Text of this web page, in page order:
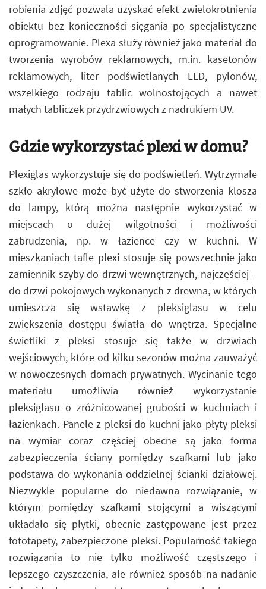
robienia zdjęć pozwala uzyskać efekt zwielokrotnienia
obiektu bez konieczności sięgania po specjalistyczne
oprogramowanie. Plexa służy również jako materiał do
tworzenia wyrobów reklamowych, m.in. kasetonów
reklamowych, liter podświetlanych LED, pylonów,
wszelkiego rodzaju tablic wolnostojących a nawet
małych tabliczek przydrzwiowych z nadrukiem UV.
Gdzie wykorzystać plexi w domu?
Plexiglas wykorzystuje się do podświetleń. Wytrzymałe
szkło akrylowe może być użyte do stworzenia klosza
do lampy, którą można następnie wykorzystać w
miejscach o dużej wilgotności i możliwości
zabrudzenia, np. w łazience czy w kuchni. W
mieszkaniach tafle plexi stosuje się powszechnie jako
zamiennik szyby do drzwi wewnętrznych, najczęściej –
do drzwi pokojowych wykonanych z drewna, w których
umieszcza się wstawkę z pleksiglasu w celu
zwiększenia dostępu światła do wnętrza. Specjalne
świetliki z pleksi stosuje się także w drzwiach
wejściowych, które od kilku sezonów można zauważyć
w nowoczesnych domach prywatnych. Wycinanie tego
materiału umożliwia również wykorzystanie
pleksiglasu o zróżnicowanej grubości w kuchniach i
łazienkach. Panele z pleksi do kuchni jako płyty pleksi
na wymiar coraz częściej obecne są jako forma
zabezpieczenia ściany pomiędzy szafkami lub jako
podstawa do wykonania oddzielnej ścianki działowej.
Niezwykle popularne do niedawna rozwiązanie, w
którym pomiędzy szafkami stojącymi a wiszącymi
układało się płytki, obecnie zastępowane jest przez
fototapety, zabezpieczone pleksi. Popularność takiego
rozwiązania to nie tylko możliwość częstszego i
lepszego czyszczenia, ale również sposób na nadanie